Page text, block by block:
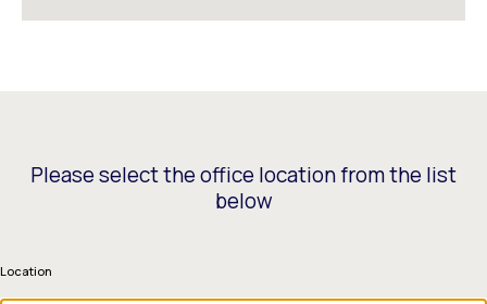
Please select the office location from the list
below
Location